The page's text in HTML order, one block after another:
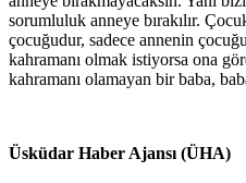
sorumluluk anneye bırakılır.
çocuğudur, sadece annenin
kahramanı olmak istiyorsa ona
kahramanı olamayan bir baba,
Üsküdar Haber Ajansı (ÜHA)